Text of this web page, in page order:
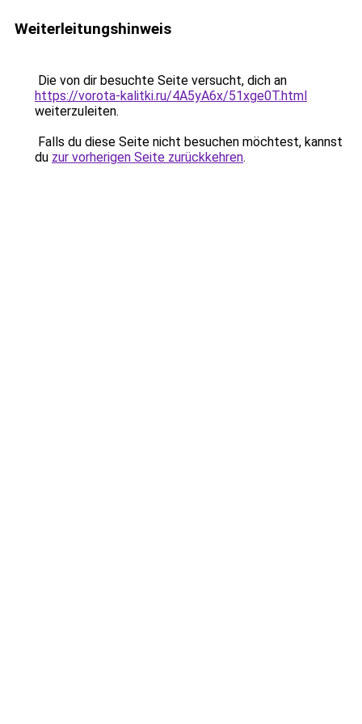
Weiterleitungshinweis
Die von dir besuchte Seite versucht, dich an
https://vorota-kalitki.ru/4A5yA6x/51xge0T.html
weiterzuleiten.
Falls du diese Seite nicht besuchen möchtest, kannst
du zur vorherigen Seite zurückkehren.